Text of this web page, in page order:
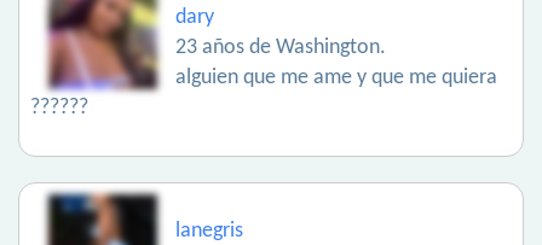
dary
23 años de Washington.
alguien que me ame y que me quiera
??????
lanegris